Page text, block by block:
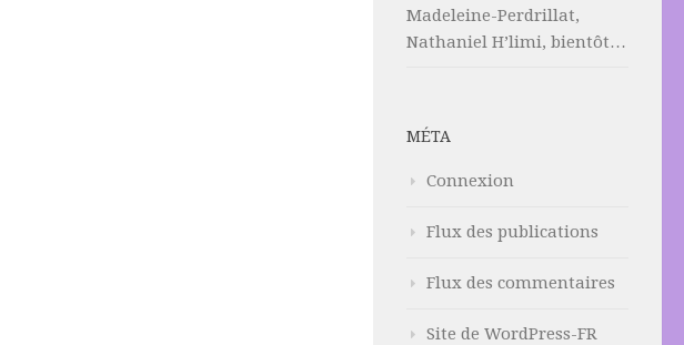
Madeleine-Perdrillat,
Nathaniel H’limi, bientôt…
MÉTA
Connexion
Flux des publications
Flux des commentaires
Site de WordPress-FR